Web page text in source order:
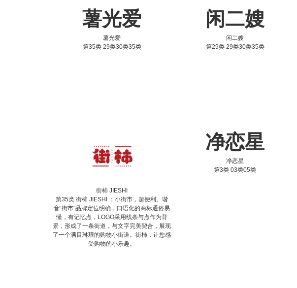
薯光爱
薯光爱
第35类 29类30类35类
闲二嫂
闲二嫂
第29类 29类30类35类
街柿 JIESHI
第35类 街柿 JIESHI ：小街市，超便利。谐
音“街市”品牌定位明确，口语化的商标通俗易
懂，有记忆点，LOGO采用线条与点作为背
景，形成了一条街道，与文字完美契合，展现
了一个满目琳琅的购物小街道。街柿，让您感
受购物的小乐趣。
净恋星
净恋星
第3类 03类05类